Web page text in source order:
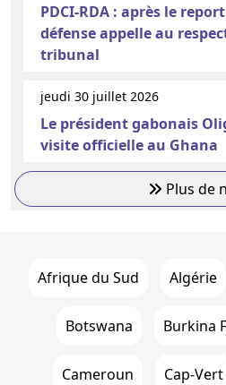
PDCI-RDA : après le
défense appelle au
tribunal
jeudi 30 juillet 2026
Le président gabonais
visite officielle au Ghana
Plus de
Afrique du Sud Algérie
Botswana Burkina
Cameroun Cap-Vert